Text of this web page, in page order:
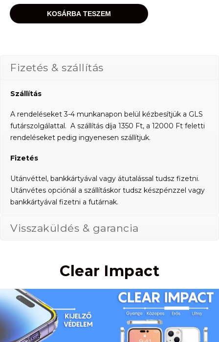
KOSÁRBA TESZEM
Fizetés & szállítás
Szállítás
A rendeléseket 3-4 munkanapon belül kézbesítjük a GLS
futárszolgálattal. A szállítás díja 1350 Ft, a 12000 Ft feletti
rendeléseket pedig ingyenesen szállítjuk.
Fizetés
Utánvéttel, bankkártyával vagy átutalással tudsz fizetni.
Utánvétes opciónál a szállításkor tudsz készpénzzel vagy
bankkártyával fizetni a futárnak.
Visszaküldés & garancia
Clear Impact